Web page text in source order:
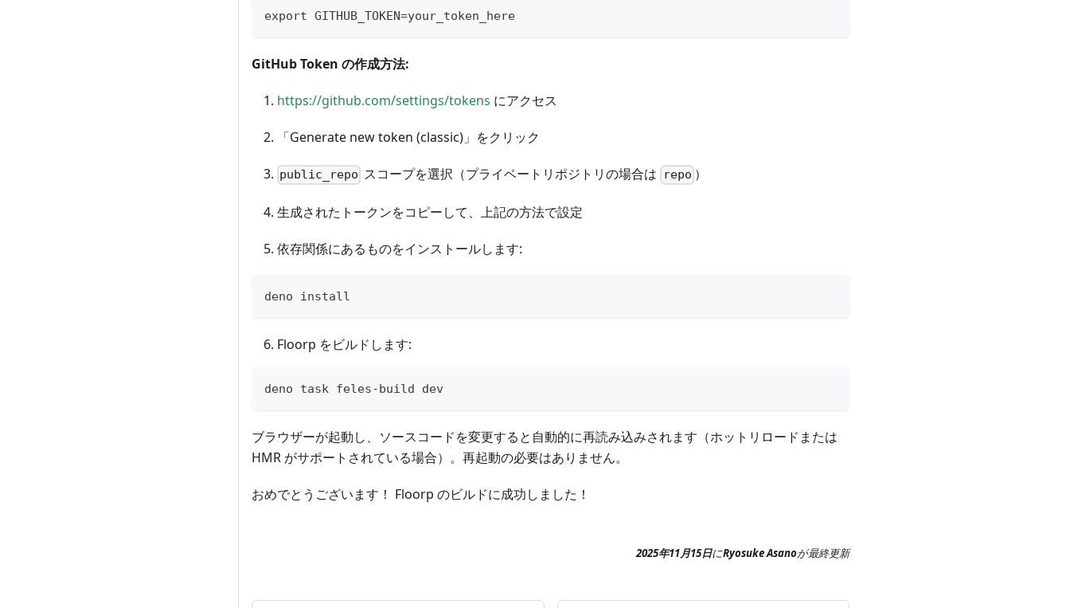
export GITHUB_TOKEN=your_token_here
GitHub Token の作成方法:
https://github.com/settings/tokens にアクセス
「Generate new token (classic)」をクリック
public_repo スコープを選択（プライベートリポジトリの場合は repo ）
生成されたトークンをコピーして、上記の方法で設定
依存関係にあるものをインストールします:
deno install
Floorp をビルドします:
deno task feles-build dev
ブラウザーが起動し、ソースコードを変更すると自動的に再読み込みされます（ホットリロードまたは
HMR がサポートされている場合）。再起動の必要はありません。
おめでとうございます！ Floorp のビルドに成功しました！
2025年11月15日にRyosuke Asanoが最終更新